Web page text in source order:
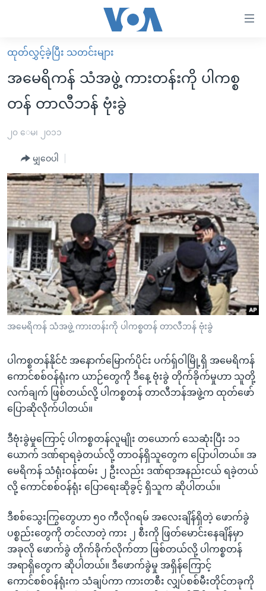
လွယ်ကူ
စေ
သည့်
များ
အကြောင်းအရာ
သို့
ကျော်
ကြည့်
ရန်
ပင်မ
အ
ညွန်း
စာမျက်နှာ
သို့
ရန်
ရှာဖွေ
ရန်
နေရာ
ကျော်
ရန်
မူလစာမျက်နှာ
မြန်မာ
ကမ္ဘာ့သတင်းများ
အစ္စရေး-ပါလက်စတိုင်း
ရပ်ဝန်းတခု လမ်းတခု အလွန်
အင်္ဂလိပ်စာလေ့လာမယ်
အမေရိကန်သုံးအီဒီယံ
မကြေးမုံရဲ့ အင်္ဂလိပ်စာ
ရုပ်ရှင်ထဲက အင်္ဂလိပ်စာ
သုတပဒေသာ အင်္ဂလိပ်စာ
အပတ်စဉ်ကဏ္ဍများ
ရေဒီယို
တီဗွီ
ရေဒီယိုနှင့်ရုပ်သံ အချက်အလက်များ
ရေဒီယို/တီဗွီအစီအစဉ်
Learning English
ဗွီအိုအေ လူမှုကွန်ယက်များ
ဘာသာစကားများ
ထုတ်လွှင့်ခဲ့ပြီး သတင်းများ
အမေရိကန် သံအဖွဲ့ ကားတန်းကို ပါကစ္စ
တန် တာလီဘန် ဗုံးခွဲ
၂၀ ေမ၊ ၂၀၁၁
မျှဝေပါ
အမေရိကန် သံအဖွဲ့ ကားတန်းကို ပါကစ္စတန် တာလီဘန် ဗုံးခွဲ
ပါကစ္စတန်နိုင်ငံ အနောက်မြောက်ပိုင်း ပက်ရှ်ဝါမြို့ရှိ အမေရိကန်
ကောင်စစ်ဝန်ရုံးက ယာဉ်တွေကို ဒီနေ့ ဗုံးခွဲ တိုက်ခိုက်မှုဟာ သူတို့
လက်ချက် ဖြစ်တယ်လို့ ပါကစ္စတန် တာလီဘန်အဖွဲ့က ထုတ်ဖော်
ပြောဆိုလိုက်ပါတယ်။
ဒီဗုံးခွဲမှုကြောင့် ပါကစ္စတန်လူမျိုး တယောက် သေဆုံးပြီး ၁၁
ယောက် ဒဏ်ရာရခဲ့တယ်လို့ တာဝန်ရှိသူတွေက ပြောပါတယ်။ အ
မေရိကန် သံရုံးဝန်ထမ်း ၂ ဦးလည်း ဒဏ်ရာအနည်းငယ် ရခဲ့တယ်
လို့ ကောင်စစ်ဝန်ရုံး ပြောရေးဆိုခွင့် ရှိသူက ဆိုပါတယ်။
ဒီစစ်သွေးကြွတွေဟာ ၅၀ ကီလိုဂရမ် အလေးချိန်ရှိတဲ့ ဖောက်ခွဲ
ပစ္စည်းတွေကို တင်လာတဲ့ ကား ၂ စီးကို ဖြတ်မောင်းနေချိန်မှာ
အခုလို ဖောက်ခွဲ တိုက်ခိုက်လိုက်တာ ဖြစ်တယ်လို့ ပါကစ္စတန်
အရာရှိတွေက ဆိုပါတယ်။ ဒီဖောက်ခွဲမှု အရှိန်ကြောင့်
ကောင်စစ်ဝန်ရုံးက သံချပ်ကာ ကားတစီး လျှပ်စစ်မီးတိုင်တခုကို